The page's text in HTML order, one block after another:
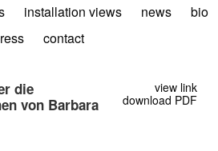
installation views news
bio
contact
die
von Barbara
view link
download PDF